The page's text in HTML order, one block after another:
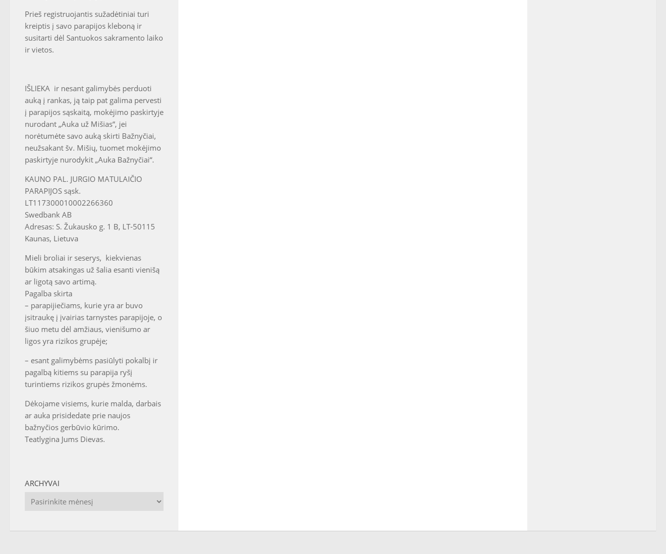
Prieš registruojantis sužadėtiniai turi
kreiptis į savo parapijos kleboną ir
susitarti dėl Santuokos sakramento laiko
ir vietos.
IŠLIEKA ir nesant galimybės perduoti
auką į rankas, ją taip pat galima pervesti
į parapijos sąskaitą, mokėjimo paskirtyje
nurodant „Auka už Mišias“, jei
norėtumėte savo auką skirti Bažnyčiai,
neužsakant šv. Mišių, tuomet mokėjimo
paskirtyje nurodykit „Auka Bažnyčiai“.
KAUNO PAL. JURGIO MATULAIČIO
PARAPIJOS sąsk.
LT117300010002266360
Swedbank AB
Adresas: S. Žukausko g. 1 B, LT-50115
Kaunas, Lietuva
Mieli broliai ir seserys, kiekvienas
būkim atsakingas už šalia esanti vienišą
ar ligotą savo artimą.
Pagalba skirta
– parapijiečiams, kurie yra ar buvo
įsitraukę į įvairias tarnystes parapijoje, o
šiuo metu dėl amžiaus, vienišumo ar
ligos yra rizikos grupėje;
– esant galimybėms pasiūlyti pokalbį ir
pagalbą kitiems su parapija ryšį
turintiems rizikos grupės žmonėms.
Dėkojame visiems, kurie malda, darbais
ar auka prisidedate prie naujos
bažnyčios gerbūvio kūrimo.
Teatlygina Jums Dievas.
ARCHYVAI
Archyvai